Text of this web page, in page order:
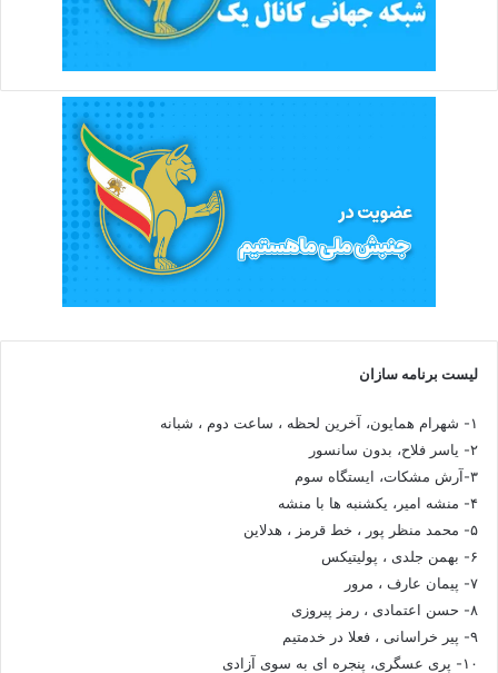
لیست برنامه سازان
۱- شهرام همایون، آخرین لحظه ، ساعت دوم ، شبانه
۲- یاسر فلاح، بدون سانسور
۳-آرش مشکات، ایستگاه سوم
۴- منشه امیر، یکشنبه ها با منشه
۵- محمد منظر پور ، خط قرمز ، هدلاین
۶- بهمن جلدی ، پولیتیکس
۷- پیمان عارف ، مرور
۸- حسن اعتمادی ، رمز پیروزی
۹- پیر خراسانی ، فعلا در خدمتیم
۱۰- پری عسگری، پنجره ای به سوی آزادی